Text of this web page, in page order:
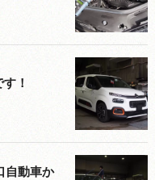
！
自動車か